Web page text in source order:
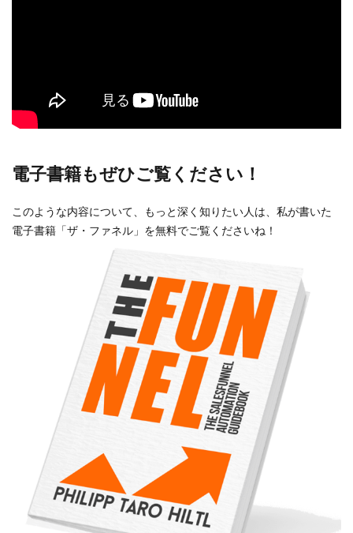
電子書籍もぜひご覧ください！
このような内容について、もっと深く知りたい人は、私が書いた
電子書籍「ザ・ファネル」を無料でご覧くださいね！